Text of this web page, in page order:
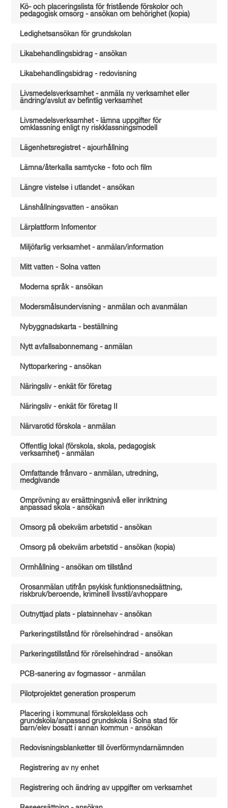
Kö- och placeringslista för fristående förskolor och
pedagogisk omsorg - ansökan om behörighet (kopia)
Ledighetsansökan för grundskolan
Likabehandlingsbidrag - ansökan
Likabehandlingsbidrag - redovisning
Livsmedelsverksamhet - anmäla ny verksamhet eller
ändring/avslut av befintlig verksamhet
Livsmedelsverksamhet - lämna uppgifter för
omklassning enligt ny riskklassningsmodell
Lägenhetsregistret - ajourhållning
Lämna/återkalla samtycke - foto och film
Längre vistelse i utlandet - ansökan
Länshållningsvatten - ansökan
Lärplattform Infomentor
Miljöfarlig verksamhet - anmälan/information
Mitt vatten - Solna vatten
Moderna språk - ansökan
Modersmålsundervisning - anmälan och avanmälan
Nybyggnadskarta - beställning
Nytt avfallsabonnemang - anmälan
Nyttoparkering - ansökan
Näringsliv - enkät för företag
Näringsliv - enkät för företag II
Närvarotid förskola - anmälan
Offentlig lokal (förskola, skola, pedagogisk
verksamhet) - anmälan
Omfattande frånvaro - anmälan, utredning,
medgivande
Omprövning av ersättningsnivå eller inriktning
anpassad skola - ansökan
Omsorg på obekväm arbetstid - ansökan
Omsorg på obekväm arbetstid - ansökan (kopia)
Ormhållning - ansökan om tillstånd
Orosanmälan utifrån psykisk funktionsnedsättning,
riskbruk/beroende, kriminell livsstil/avhoppare
Outnyttjad plats - platsinnehav - ansökan
Parkeringstillstånd för rörelsehindrad - ansökan
Parkeringstillstånd för rörelsehindrad - ansökan
PCB-sanering av fogmassor - anmälan
Pilotprojektet generation prosperum
Placering i kommunal förskoleklass och
grundskola/anpassad grundskola i Solna stad för
barn/elev bosatt i annan kommun - ansökan
Redovisningsblanketter till överförmyndarnämnden
Registrering av ny enhet
Registrering och ändring av uppgifter om verksamhet